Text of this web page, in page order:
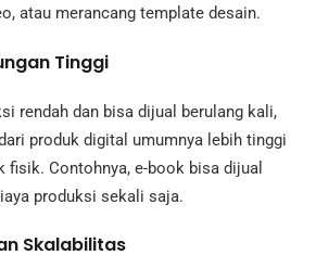
atau merancang template desain.
Tinggi
rendah dan bisa dijual berulang kali,
produk digital umumnya lebih tinggi
fisik. Contohnya, e-book bisa dijual
produksi sekali saja.
Skalabilitas